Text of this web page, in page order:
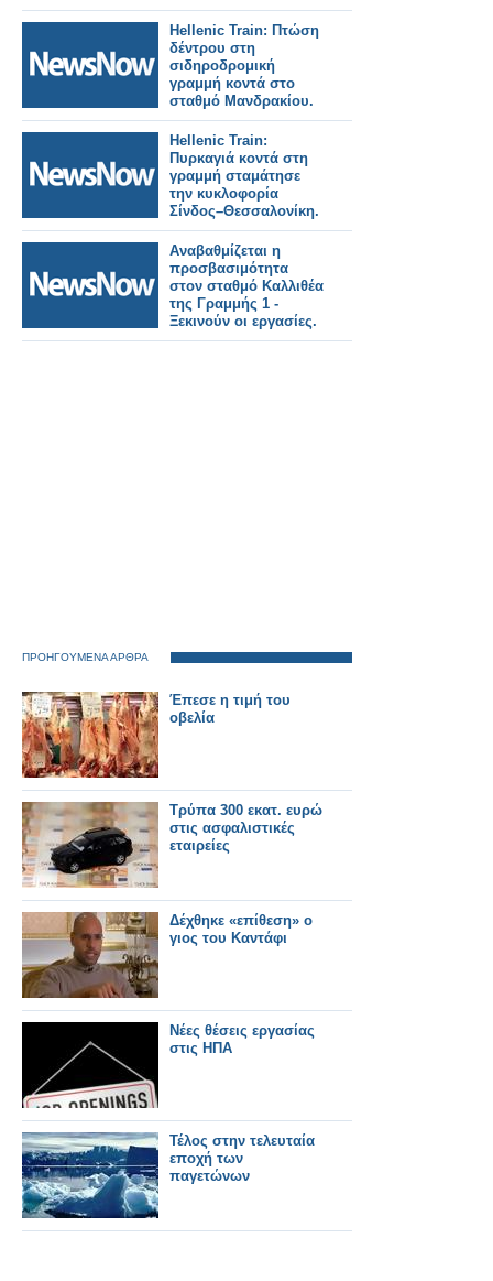
Hellenic Train: Πτώση
δέντρου στη
σιδηροδρομική
γραμμή κοντά στο
σταθμό Μανδρακίου.
Hellenic Train:
Πυρκαγιά κοντά στη
γραμμή σταμάτησε
την κυκλοφορία
Σίνδος–Θεσσαλονίκη.
Αναβαθμίζεται η
προσβασιμότητα
στον σταθμό Καλλιθέα
της Γραμμής 1 -
Ξεκινούν οι εργασίες.
ΠΡΟΗΓΟΥΜΕΝΑ ΑΡΘΡΑ
Έπεσε η τιμή του
οβελία
Τρύπα 300 εκατ. ευρώ
στις ασφαλιστικές
εταιρείες
Δέχθηκε «επίθεση» ο
γιος του Καντάφι
Νέες θέσεις εργασίας
στις ΗΠΑ
Τέλος στην τελευταία
εποχή των
παγετώνων